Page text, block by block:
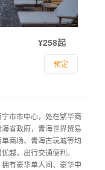
¥258起
预定
市市中心，处在繁华商
省政府，青海世界贸易
商场、青海古玩城等均
越，出行交通便利。
有豪华单人间、豪华中